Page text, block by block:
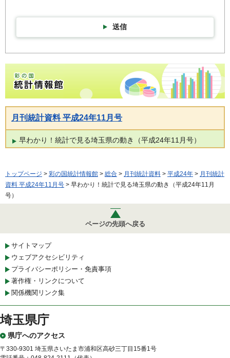
送信
彩の国統計情報館トップページ
月刊統計資料 平成24年11月号
早わかり！統計で見る埼玉県の動き（平成24年11月号）
トップページ > 彩の国統計情報館 > 総合 > 月刊統計資料 > 平成24年 > 月刊統計
資料 平成24年11月号 > 早わかり！統計で見る埼玉県の動き（平成24年11月
号）
ページの先頭へ戻る
サイトマップ
ウェブアクセシビリティ
プライバシーポリシー・免責事項
著作権・リンクについて
関係機関リンク集
埼玉県庁
県庁へのアクセス
〒330-9301 埼玉県さいたま市浦和区高砂三丁目15番1号